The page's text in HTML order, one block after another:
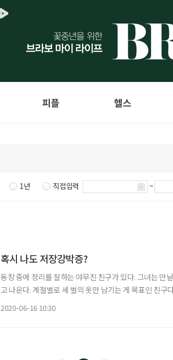
피플 헬스
1년 직접입력 ~
혹시 나도 저장강박증?
동창 중에 정리를 잘하는 야무진 친구가 있다. 그녀는 만
고 나온다. 계절별로 세 벌의 옷만 남기는 게 목표인 친구
2020-06-16 10:30